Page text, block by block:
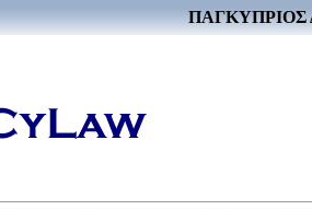
ΠΑΓΚΥΠΡΙΟΣ